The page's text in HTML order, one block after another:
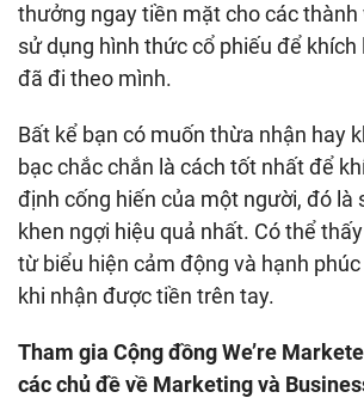
thưởng ngay tiền mặt cho các thành
sử dụng hình thức cổ phiếu để
đã đi theo mình.
Bất kể bạn có muốn thừa nhận hay
bạc chắc chắn là cách tốt nhất để
định cống hiến của một người, đó là
khen ngợi hiệu quả nhất. Có thể
từ biểu hiện cảm động và hạnh
khi nhận được tiền trên tay.
Tham gia Cộng đồng We’re
các chủ đề về Marketing và